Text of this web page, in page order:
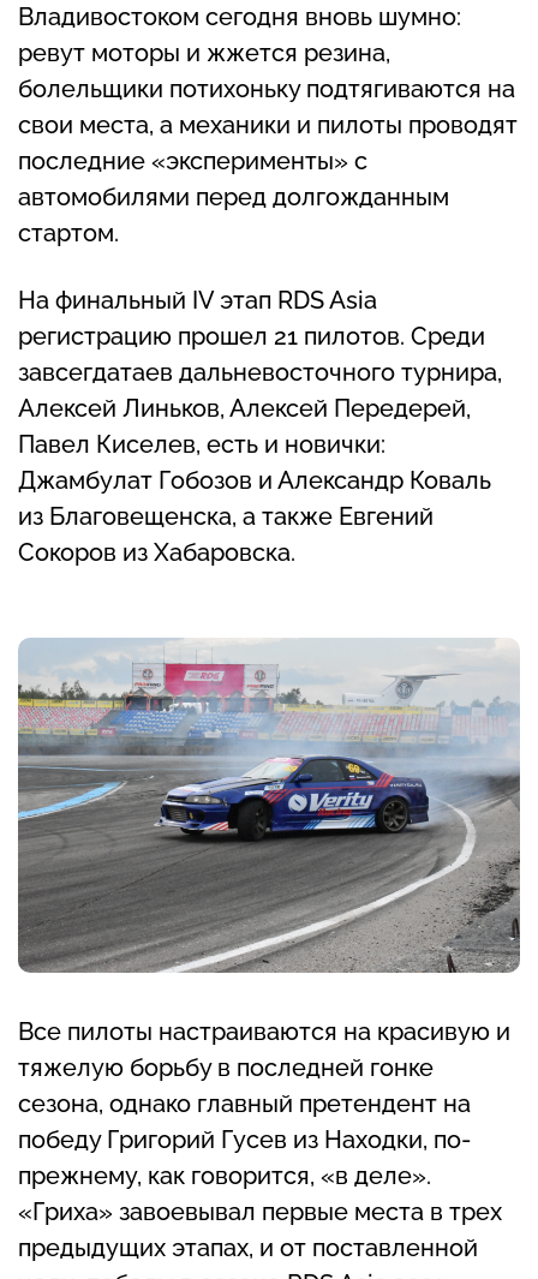
Владивостоком сегодня вновь шумно:
ревут моторы и жжется резина,
болельщики потихоньку подтягиваются на
свои места, а механики и пилоты проводят
последние «эксперименты» с
автомобилями перед долгожданным
стартом.
На финальный IV этап RDS Asia
регистрацию прошел 21 пилотов. Среди
завсегдатаев дальневосточного турнира,
Алексей Линьков, Алексей Передерей,
Павел Киселев, есть и новички:
Джамбулат Гобозов и Александр Коваль
из Благовещенска, а также Евгений
Сокоров из Хабаровска.
Все пилоты настраиваются на красивую и
тяжелую борьбу в последней гонке
сезона, однако главный претендент на
победу Григорий Гусев из Находки, по-
прежнему, как говорится, «в деле».
«Гриха» завоевывал первые места в трех
предыдущих этапах, и от поставленной